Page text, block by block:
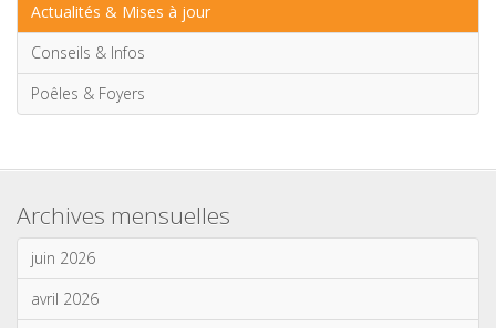
Actualités & Mises à jour
Conseils & Infos
Poêles & Foyers
Archives mensuelles
juin 2026
avril 2026